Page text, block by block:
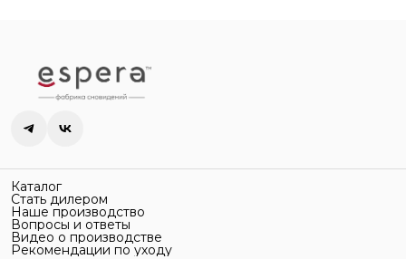
Каталог
Стать дилером
Наше производство
Вопросы и ответы
Видео о производстве
Рекомендации по уходу